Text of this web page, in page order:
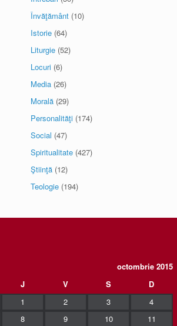
Învăţământ (10)
Istorie (64)
Liturgie (52)
Locuri (6)
Media (26)
Morală (29)
Personalităţi (174)
Social (47)
Spiritualitate (427)
Ştiinţă (12)
Teologie (194)
octombrie 2015
J V S
D
1
2 3
4
8 9 10 11